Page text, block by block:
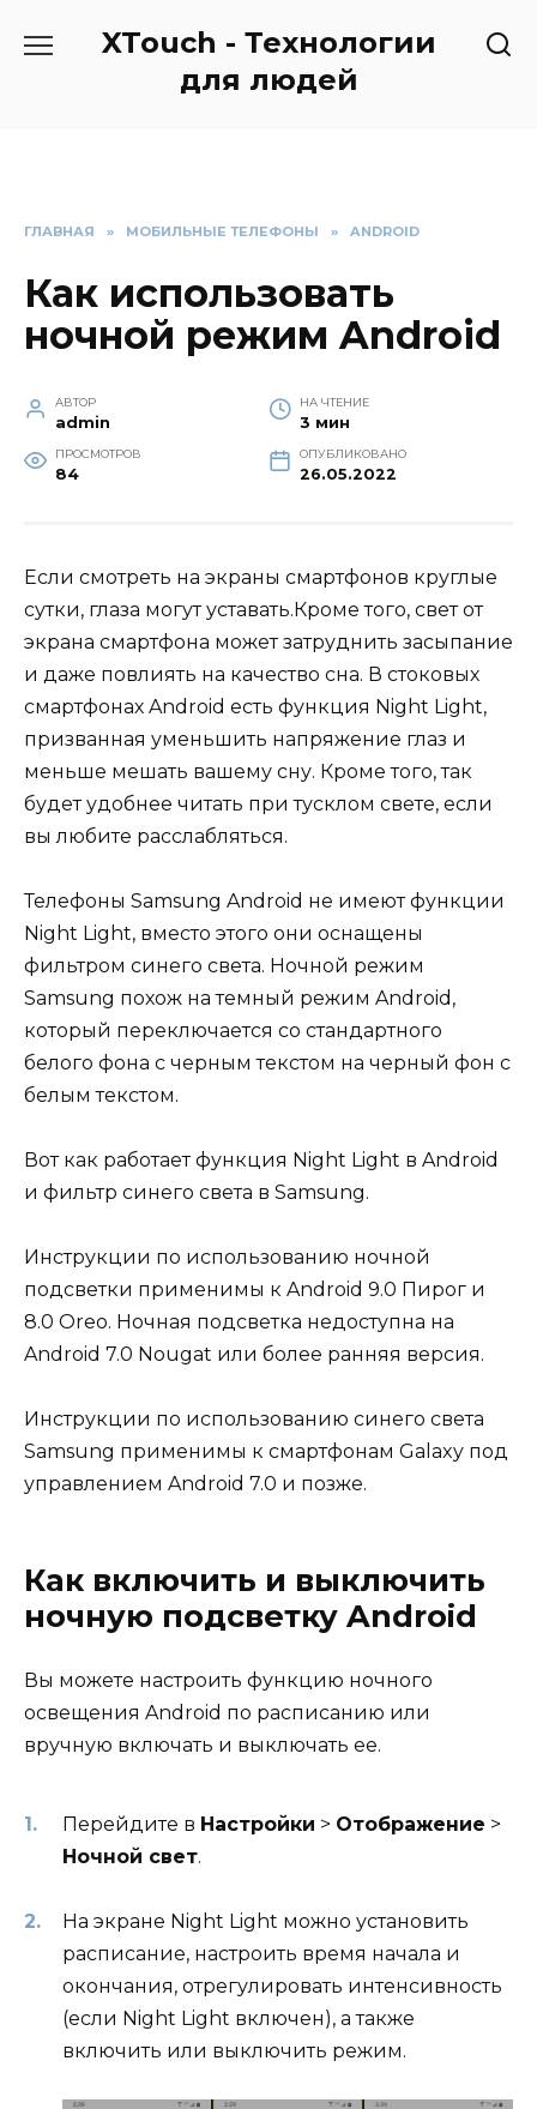
XTouch - Технологии
для людей
ГЛАВНАЯ » МОБИЛЬНЫЕ ТЕЛЕФОНЫ » ANDROID
Как использовать
ночной режим Android
АВТОР
admin
НА ЧТЕНИЕ
3 мин
ПРОСМОТРОВ
84
ОПУБЛИКОВАНО
26.05.2022
Если смотреть на экраны смартфонов круглые
сутки, глаза могут уставать.Кроме того, свет от
экрана смартфона может затруднить засыпание
и даже повлиять на качество сна. В стоковых
смартфонах Android есть функция Night Light,
призванная уменьшить напряжение глаз и
меньше мешать вашему сну. Кроме того, так
будет удобнее читать при тусклом свете, если
вы любите расслабляться.
Телефоны Samsung Android не имеют функции
Night Light, вместо этого они оснащены
фильтром синего света. Ночной режим
Samsung похож на темный режим Android,
который переключается со стандартного
белого фона с черным текстом на черный фон с
белым текстом.
Вот как работает функция Night Light в Android
и фильтр синего света в Samsung.
Инструкции по использованию ночной
подсветки применимы к Android 9.0 Пирог и
8.0 Oreo. Ночная подсветка недоступна на
Android 7.0 Nougat или более ранняя версия.
Инструкции по использованию синего света
Samsung применимы к смартфонам Galaxy под
управлением Android 7.0 и позже.
Как включить и выключить
ночную подсветку Android
Вы можете настроить функцию ночного
освещения Android по расписанию или
вручную включать и выключать ее.
Перейдите в Настройки > Отображение >
Ночной свет.
На экране Night Light можно установить
расписание, настроить время начала и
окончания, отрегулировать интенсивность
(если Night Light включен), а также
включить или выключить режим.